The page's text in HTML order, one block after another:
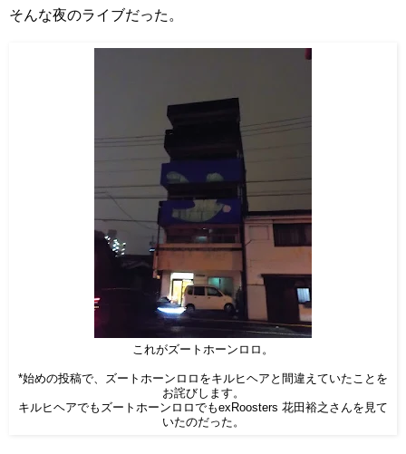
そんな夜のライブだった。
これがズートホーンロロ。
*始めの投稿で、ズートホーンロロをキルヒヘアと間違えていたことを
お詫びします。
キルヒヘアでもズートホーンロロでもexRoosters 花田裕之さんを見て
いたのだった。